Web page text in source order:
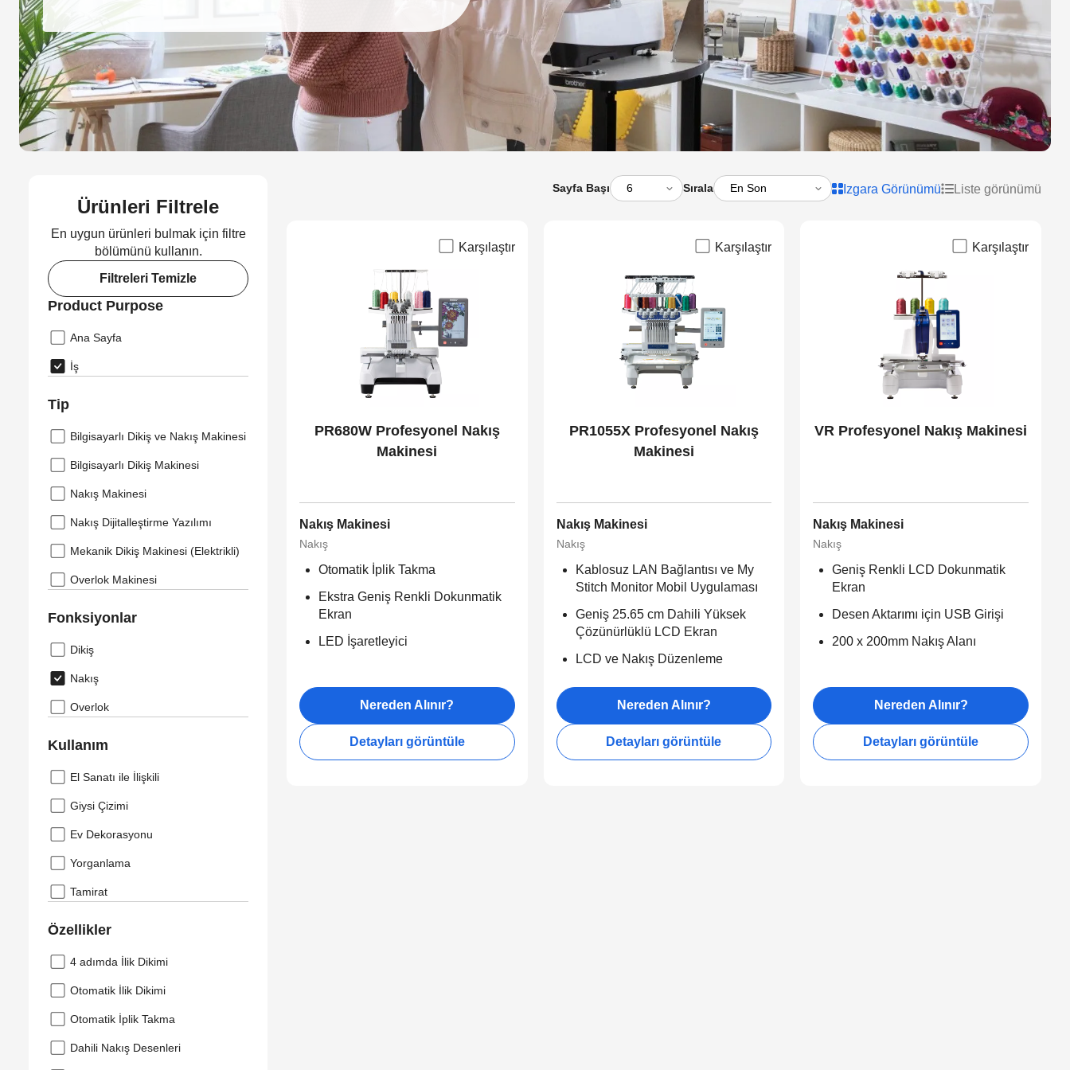
Ürünleri Filtrele
En uygun ürünleri bulmak için filtre
bölümünü kullanın.
Filtreleri Temizle
Product Purpose
Ana Sayfa
İş
Tip
Bilgisayarlı Dikiş ve Nakış Makinesi
Bilgisayarlı Dikiş Makinesi
Nakış Makinesi
Nakış Dijitalleştirme Yazılımı
Mekanik Dikiş Makinesi (Elektrikli)
Overlok Makinesi
Fonksiyonlar
Dikiş
Nakış
Overlok
Kullanım
El Sanatı ile İlişkili
Giysi Çizimi
Ev Dekorasyonu
Yorganlama
Tamirat
Özellikler
4 adımda İlik Dikimi
Otomatik İlik Dikimi
Otomatik İplik Takma
Dahili Nakış Desenleri
Sayfa Başı Sırala Izgara Görünümü Liste görünümü
Karşılaştır
PR680W Profesyonel Nakış
Makinesi
Nakış Makinesi
Nakış
Otomatik İplik Takma
Ekstra Geniş Renkli Dokunmatik
Ekran
LED İşaretleyici
Nereden Alınır?
Detayları görüntüle
Karşılaştır
PR1055X Profesyonel Nakış
Makinesi
Nakış Makinesi
Nakış
Kablosuz LAN Bağlantısı ve My
Stitch Monitor Mobil Uygulaması
Geniş 25.65 cm Dahili Yüksek
Çözünürlüklü LCD Ekran
LCD ve Nakış Düzenleme
Nereden Alınır?
Detayları görüntüle
Karşılaştır
VR Profesyonel Nakış Makinesi
Nakış Makinesi
Nakış
Geniş Renkli LCD Dokunmatik
Ekran
Desen Aktarımı için USB Girişi
200 x 200mm Nakış Alanı
Nereden Alınır?
Detayları görüntüle